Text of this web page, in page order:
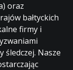
oraz
bałtyckich
firmy i
śledczej. Nasze